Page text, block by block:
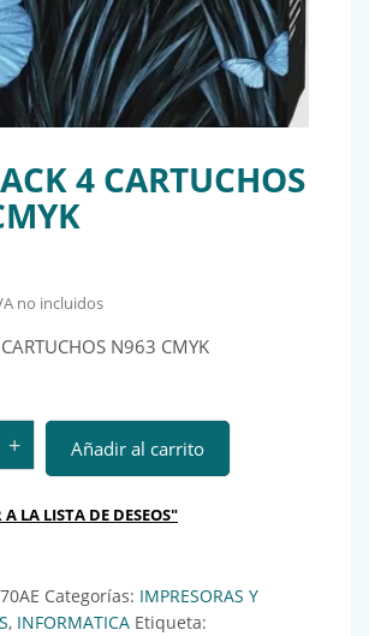
4 CARTUCHOS
no incluidos
N963 CMYK
4 CARTUCHOS N963 CMYK cantidad
+ Añadir al carrito
LA LISTA DE DESEOS"
Categorías: IMPRESORAS Y
, INFORMATICA Etiqueta: